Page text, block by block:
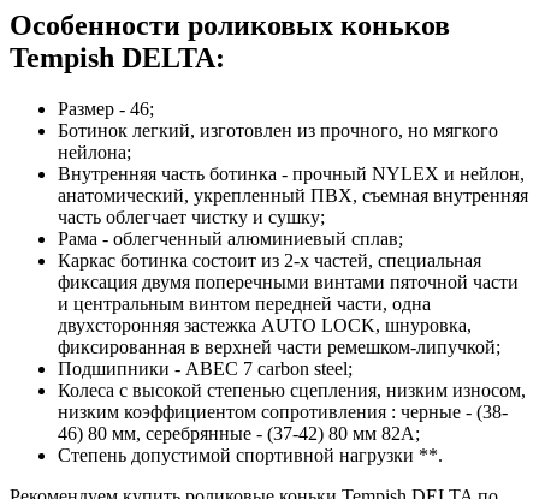
Особенности роликовых коньков
Tempish DELTA:
Размер - 46;
Ботинок легкий, изготовлен из прочного, но мягкого
нейлона;
Внутренняя часть ботинка - прочный NYLEX и нейлон,
анатомический, укрепленный ПВХ, съемная внутренняя
часть облегчает чистку и сушку;
Рама - облегченный алюминиевый сплав;
Каркас ботинка состоит из 2-х частей, специальная
фиксация двумя поперечными винтами пяточной части
и центральным винтом передней части, одна
двухсторонняя застежка AUTO LOCK, шнуровка,
фиксированная в верхней части ремешком-липучкой;
Подшипники - ABEC 7 carbon steel;
Колеса с высокой степенью сцепления, низким износом,
низким коэффициентом сопротивления : черные - (38-
46) 80 мм, серебрянные - (37-42) 80 мм 82A;
Степень допустимой спортивной нагрузки **.